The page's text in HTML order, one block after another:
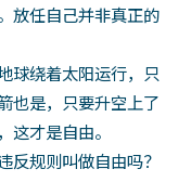
放任自己并非真正的
绕着太阳运行，只
也是，只要升空上了
才是自由。
规则叫做自由吗？